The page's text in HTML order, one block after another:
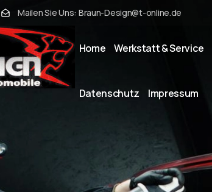
Mailen Sie Uns: Braun-Design@t-online.de
Home Werkstatt & Service
Datenschutz Impressum